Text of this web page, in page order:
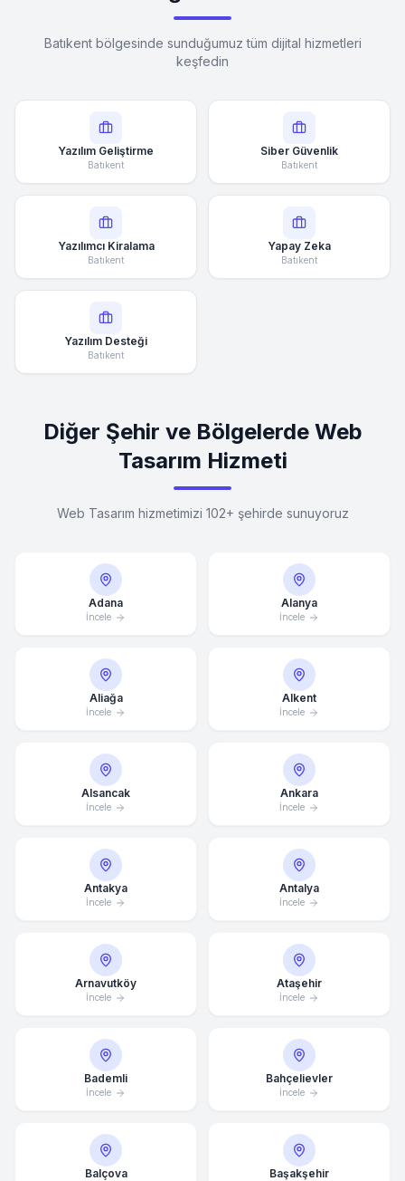
Batıkent bölgesinde sunduğumuz tüm dijital hizmetleri
keşfedin
Yazılım Geliştirme
Batıkent
Siber Güvenlik
Batıkent
Yazılımcı Kiralama
Batıkent
Yapay Zeka
Batıkent
Yazılım Desteği
Batıkent
Diğer Şehir ve Bölgelerde Web
Tasarım Hizmeti
Web Tasarım hizmetimizi 102+ şehirde sunuyoruz
Adana
İncele
Alanya
İncele
Aliağa
İncele
Alkent
İncele
Alsancak
İncele
Ankara
İncele
Antakya
İncele
Antalya
İncele
Arnavutköy
İncele
Ataşehir
İncele
Bademli
İncele
Bahçelievler
İncele
Balçova Başakşehir